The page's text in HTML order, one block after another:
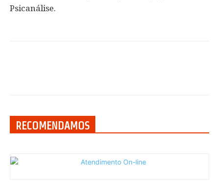
Psicanálise.
RECOMENDAMOS